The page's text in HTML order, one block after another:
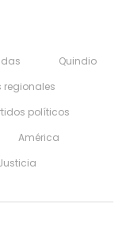
Quindio
regionales
políticos
América